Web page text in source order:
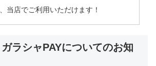
当店でご利用いただけます！
ラシャPAYについてのお知